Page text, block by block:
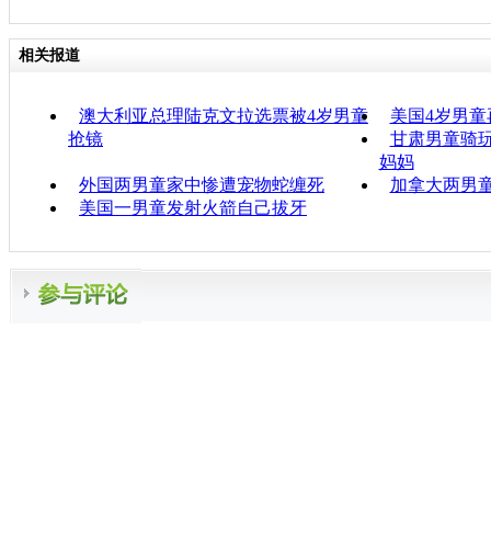
相关报道
澳大利亚总理陆克文拉选票被4岁男童
抢镜
美国4岁男
甘肃男童骑
妈妈
外国两男童家中惨遭宠物蛇缠死
加拿大两男
美国一男童发射火箭自己拔牙